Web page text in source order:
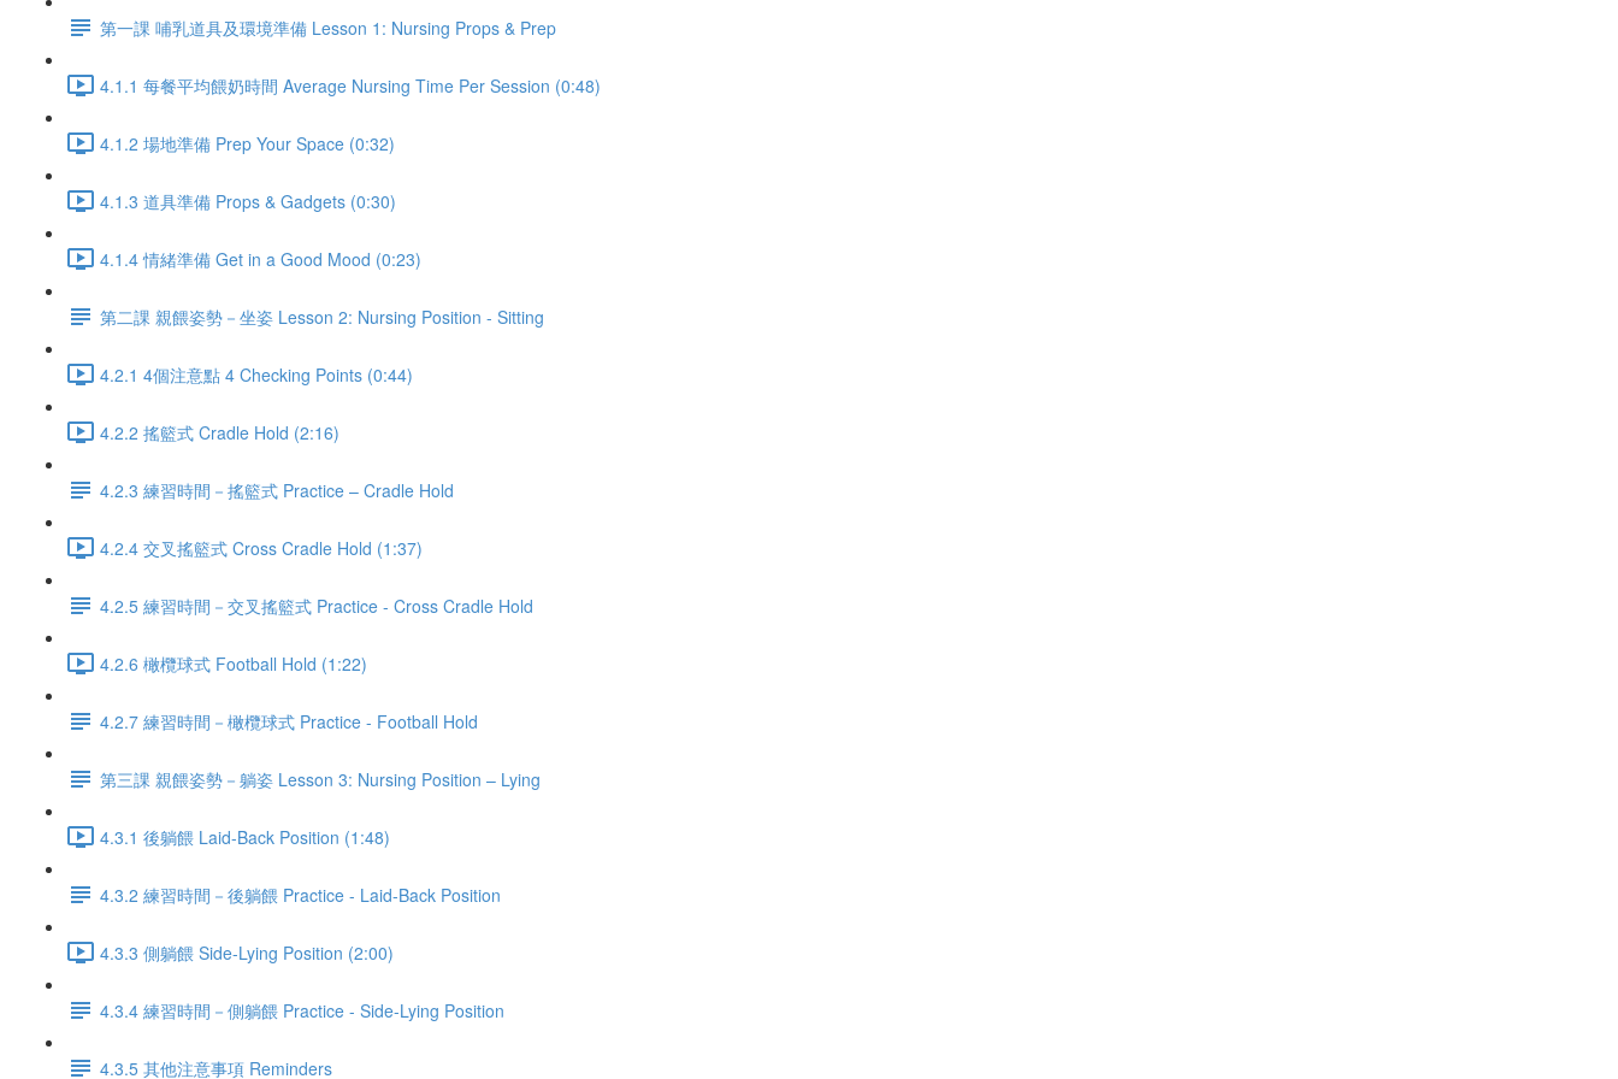
第一課 哺乳道具及環境準備 Lesson 1: Nursing Props & Prep
4.1.1 每餐平均餵奶時間 Average Nursing Time Per Session (0:48)
4.1.2 場地準備 Prep Your Space (0:32)
4.1.3 道具準備 Props & Gadgets (0:30)
4.1.4 情緒準備 Get in a Good Mood (0:23)
第二課 親餵姿勢－坐姿 Lesson 2: Nursing Position - Sitting
4.2.1 4個注意點 4 Checking Points (0:44)
4.2.2 搖籃式 Cradle Hold (2:16)
4.2.3 練習時間－搖籃式 Practice – Cradle Hold
4.2.4 交叉搖籃式 Cross Cradle Hold (1:37)
4.2.5 練習時間－交叉搖籃式 Practice - Cross Cradle Hold
4.2.6 橄欖球式 Football Hold (1:22)
4.2.7 練習時間－橄欖球式 Practice - Football Hold
第三課 親餵姿勢－躺姿 Lesson 3: Nursing Position – Lying
4.3.1 後躺餵 Laid-Back Position (1:48)
4.3.2 練習時間－後躺餵 Practice - Laid-Back Position
4.3.3 側躺餵 Side-Lying Position (2:00)
4.3.4 練習時間－側躺餵 Practice - Side-Lying Position
4.3.5 其他注意事項 Reminders